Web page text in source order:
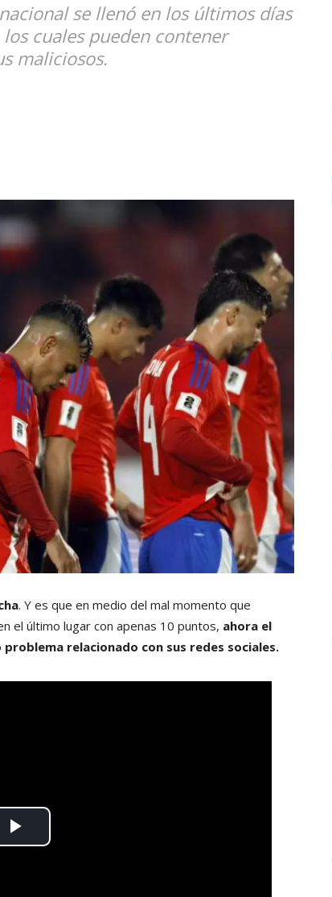
se llenó en los últimos días
cuales pueden contener
maliciosos.
. Y es que en medio del mal momento que
el último lugar con apenas 10 puntos, ahora el
relacionado con sus redes sociales.